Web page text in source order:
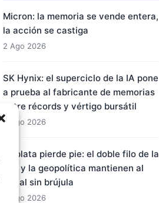
Micron: la memoria se vende entera,
la acción se castiga
2 Ago 2026
SK Hynix: el superciclo de la IA pone
a prueba al fabricante de memorias
entre récords y vértigo bursátil
2 Ago 2026
La plata pierde pie: el doble filo de la
Fed y la geopolítica mantienen al
metal sin brújula
2 Ago 2026